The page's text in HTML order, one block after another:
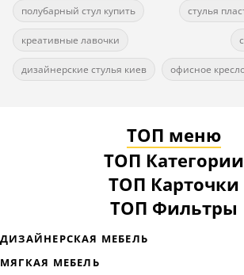
полубарный стул купить стулья
креативные лавочки
дизайнерские стулья киев офисное
ТОП меню
ТОП Категории
ТОП Карточки
ТОП Фильтры